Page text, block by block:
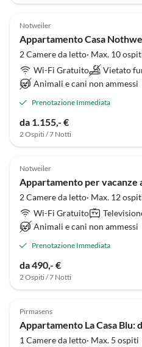
Notweiler
Appartamento Casa
2 Camere da letto· Max. 10
Wi-Fi Gratuito
Vietato
Animali e cani non ammessi
Prenotazione Immediata
da 1.155,- €
2 Ospiti / 7 Notti
Notweiler
Appartamento per vacanze
2 Camere da letto· Max. 12
Wi-Fi Gratuito
Animali e cani non ammessi
Prenotazione Immediata
da 490,- €
2 Ospiti / 7 Notti
Pirmasens
1 Camere da letto· Max. 5 ospiti